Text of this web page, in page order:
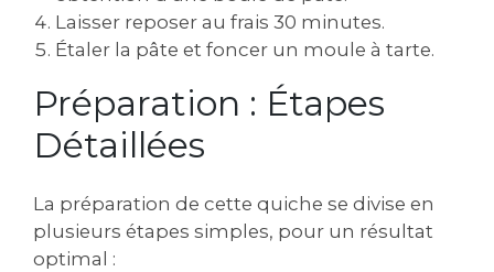
Laisser reposer au frais 30 minutes.
Étaler la pâte et foncer un moule à tarte.
Préparation : Étapes
Détaillées
La préparation de cette quiche se divise en
plusieurs étapes simples, pour un résultat
optimal :